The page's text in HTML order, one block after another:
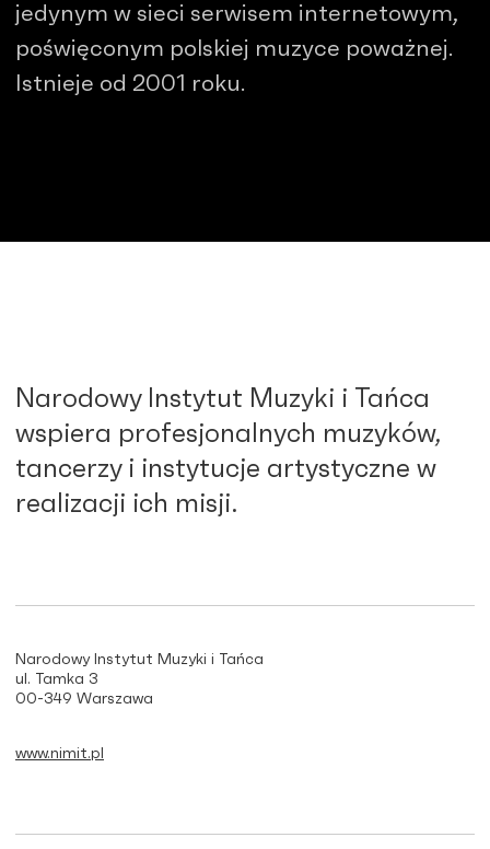
jedynym w sieci serwisem internetowym,
poświęconym polskiej muzyce poważnej.
Istnieje od 2001 roku.
Narodowy Instytut Muzyki i Tańca
wspiera profesjonalnych muzyków,
tancerzy i instytucje artystyczne w
realizacji ich misji.
Narodowy Instytut Muzyki i Tańca
ul. Tamka 3
00-349 Warszawa
www.nimit.pl